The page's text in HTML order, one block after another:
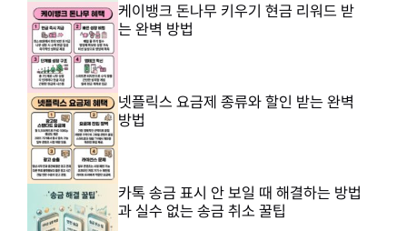
케이뱅크 돈나무 키우기 현금 리워드 받
는 완벽 방법
넷플릭스 요금제 종류와 할인 받는 완벽
방법
카톡 송금 표시 안 보일 때 해결하는 방법
과 실수 없는 송금 취소 꿀팁